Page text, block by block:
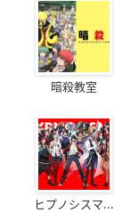
暗殺教室
ヒプノシスマ...